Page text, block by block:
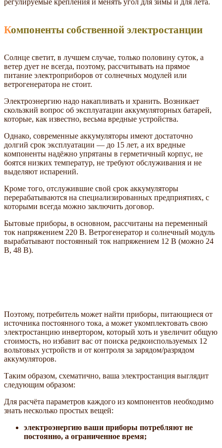
регулируемые крепления и менять угол для зимы и для лета.
Компоненты собственной электростанции
Солнце светит, в лучшем случае, только половину суток, а
ветер дует не всегда, поэтому, рассчитывать на прямое
питание электроприборов от солнечных модулей или
ветрогенератора не стоит.
Электроэнергию надо накапливать и хранить. Возникает
скользкий вопрос об эксплуатации аккумуляторных батарей,
которые, как известно, весьма вредные устройства.
Однако, современные аккумуляторы имеют достаточно
долгий срок эксплуатации — до 15 лет, а их вредные
компоненты надёжно упрятаны в герметичный корпус, не
боятся низких температур, не требуют обслуживания и не
выделяют испарений.
Кроме того, отслужившие свой срок аккумуляторы
перерабатываются на специализированных предприятиях, с
которыми всегда можно заключить договор.
Бытовые приборы, в основном, рассчитаны на переменный
ток напряжением 220 В. Ветрогенератор и солнечный модуль
вырабатывают постоянный ток напряжением 12 В (можно 24
В, 48 В).
Поэтому, потребитель может найти приборы, питающиеся от
источника постоянного тока, а может укомплектовать свою
электростанцию инвертором, который хоть и увеличит общую
стоимость, но избавит вас от поиска редкоиспользуемых 12
вольтовых устройств и от контроля за зарядом/разрядом
аккумуляторов.
Таким образом, схематично, ваша электростанция выглядит
следующим образом:
Для расчёта параметров каждого из компонентов необходимо
знать несколько простых вещей:
электроэнергию ваши приборы потребляют не
постоянно, а ограниченное время;